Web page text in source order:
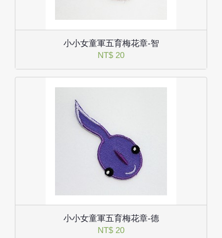
小小女童軍五育梅花章-智
NT$ 20
小小女童軍五育梅花章-德
NT$ 20